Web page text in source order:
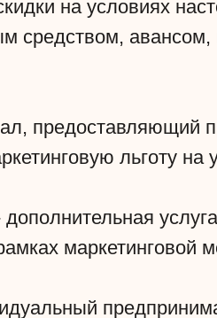
на условиях
средством,
предоставляющий
льготу
маркетинговой